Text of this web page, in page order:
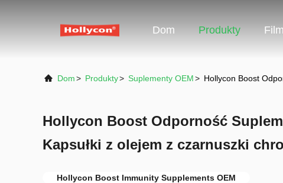
Dom Produkty
Dom> Produkty> Suplementy OEM> Hollycon Boost
Hollycon Boost Odporność
Kapsułki z olejem z czarnuszki
Hollycon Boost Immunity Supplements OEM